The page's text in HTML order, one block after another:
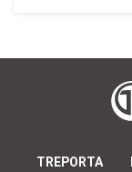
TREPORTA